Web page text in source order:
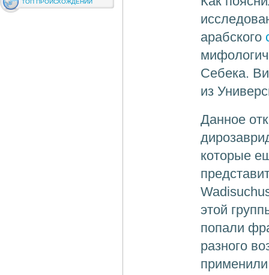
ТОП ПРОИСХОЖДЕНИЙ
арабского
Себека.
из
Данное
которые
этой
попали
разного